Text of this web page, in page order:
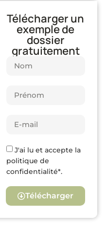
Télécharger un
exemple de
dossier
gratuitement
J'ai lu et accepte la
politique de
confidentialité*.
Télécharger